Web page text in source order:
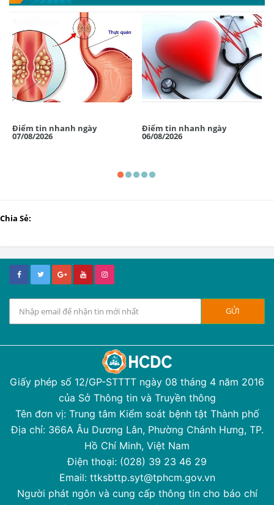
Điểm tin nhanh ngày
07/08/2026
Điểm tin nhanh ngày
06/08/2026
Chia Sẻ:
Giấy phép số 12/GP-STTTT ngày 08 tháng 4 năm 2016
của Sở Thông tin và Truyền thông
Tên đơn vị: Trung tâm Kiểm soát bệnh tật Thành phố
Địa chỉ: 366A Âu Dương Lân, Phường Chánh Hưng, TP.
Hồ Chí Minh, Việt Nam
Điện thoại: (028) 39 23 46 29
Email: ttksbttp.syt@tphcm.gov.vn
Người phát ngôn và cung cấp thông tin cho báo chí